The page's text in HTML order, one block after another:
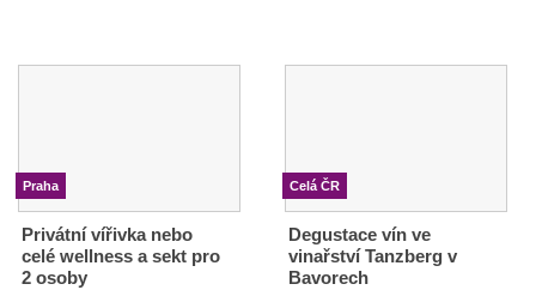
Praha
Privátní vířivka nebo
celé wellness a sekt pro
2 osoby
Celá ČR
Degustace vín ve
vinařství Tanzberg v
Bavorech